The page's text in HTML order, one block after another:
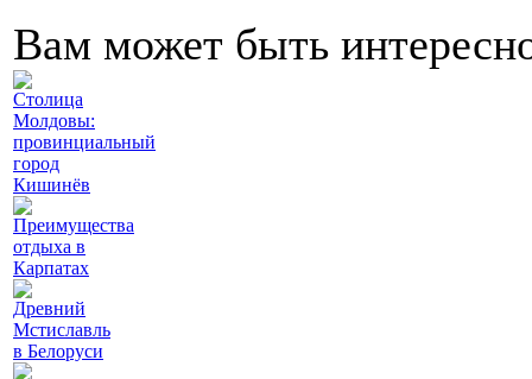
Вам может быть
Столица
Молдовы:
провинциальный
город
Кишинёв
Преимущества
отдыха в
Карпатах
Древний
Мстиславль
в Белоруси